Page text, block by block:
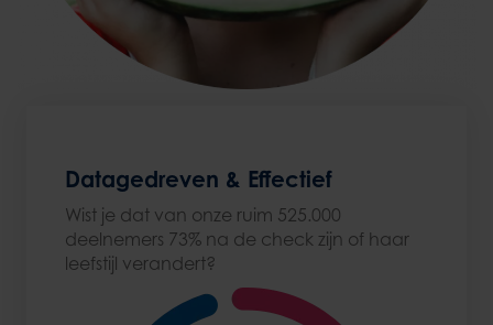
Datagedreven & Effectief
Wist je dat van onze ruim 525.000
deelnemers 73% na de check zijn of haar
leefstijl verandert?